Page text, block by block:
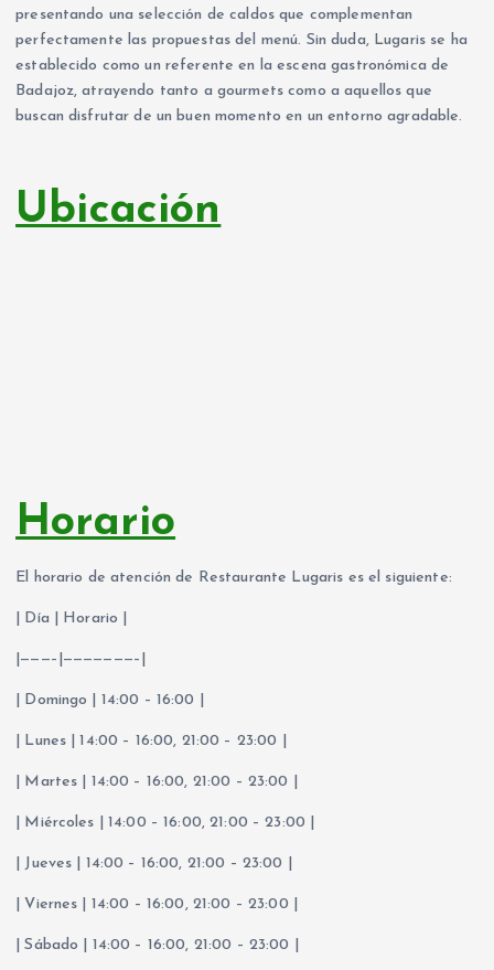
presentando una selección de caldos que complementan
perfectamente las propuestas del menú. Sin duda, Lugaris se ha
establecido como un referente en la escena gastronómica de
Badajoz, atrayendo tanto a gourmets como a aquellos que
buscan disfrutar de un buen momento en un entorno agradable.
Ubicación
Horario
El horario de atención de Restaurante Lugaris es el siguiente:
| Día | Horario |
|———–|———————–|
| Domingo | 14:00 – 16:00 |
| Lunes | 14:00 – 16:00, 21:00 – 23:00 |
| Martes | 14:00 – 16:00, 21:00 – 23:00 |
| Miércoles | 14:00 – 16:00, 21:00 – 23:00 |
| Jueves | 14:00 – 16:00, 21:00 – 23:00 |
| Viernes | 14:00 – 16:00, 21:00 – 23:00 |
| Sábado | 14:00 – 16:00, 21:00 – 23:00 |